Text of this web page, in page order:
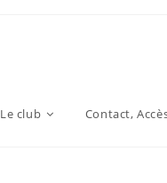
Le club Contact,